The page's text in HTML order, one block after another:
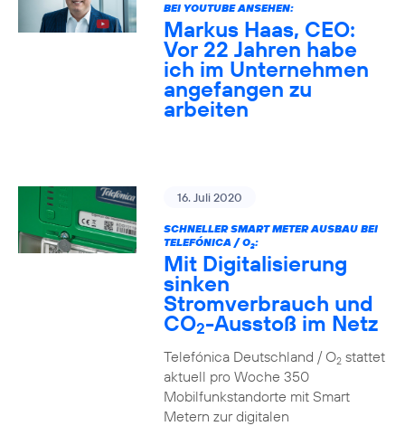
BEI YOUTUBE ANSEHEN:
Markus Haas, CEO:
Vor 22 Jahren habe
ich im Unternehmen
angefangen zu
arbeiten
16. Juli 2020
SCHNELLER SMART METER AUSBAU BEI
TELEFÓNICA / O2:
Mit Digitalisierung
sinken
Stromverbrauch und
CO2-Ausstoß im Netz
Telefónica Deutschland / O2stattet
aktuell pro Woche 350
Mobilfunkstandorte mit Smart
Metern zur digitalen